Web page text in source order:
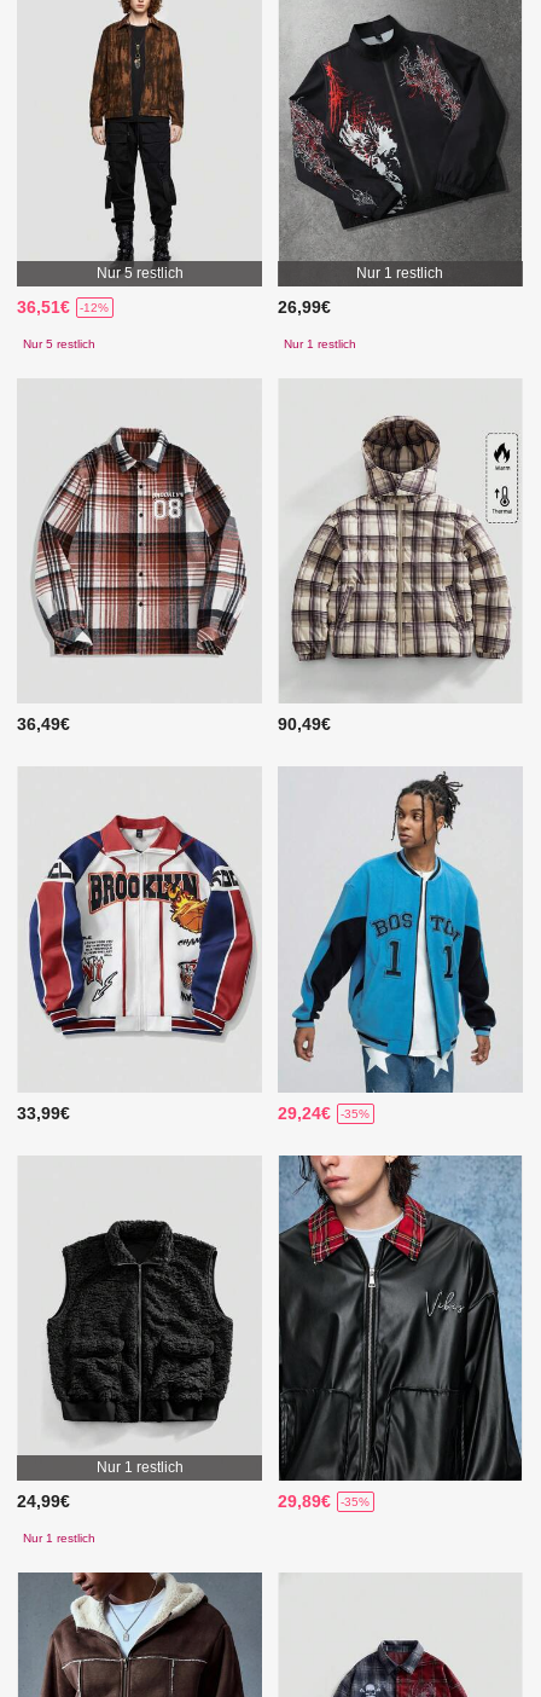
Nur 5 restlich
36,51€ -12%
Nur 5 restlich
Nur 1 restlich
26,99€
Nur 1 restlich
36,49€ 90,49€
33,99€ 29,24€ -35%
Nur 1 restlich
24,99€
Nur 1 restlich
29,89€ -35%